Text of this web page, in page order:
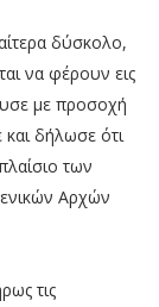
δύσκολο,
να φέρουν εις
με προσοχή
και δήλωσε ότι
των
Αρχών
τις